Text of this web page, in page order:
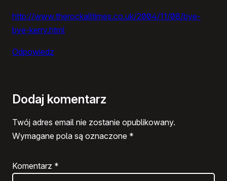
http://www.therockalltimes.co.uk/2004/11/08/bye-
bye-kerry.html
Odpowiedz
Dodaj komentarz
Twój adres email nie zostanie opublikowany.
Wymagane pola są oznaczone *
Komentarz *